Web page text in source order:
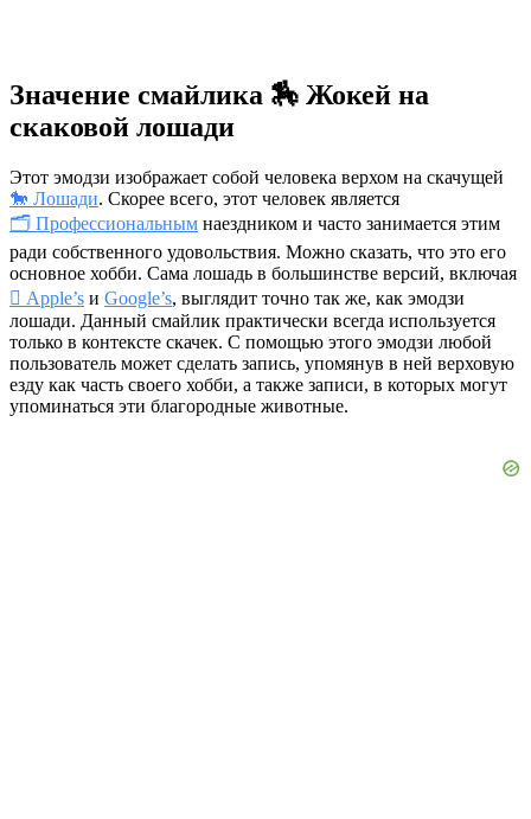
Значение смайлика 🏇 Жокей на
скаковой лошади
Этот эмодзи изображает собой человека верхом на скачущей
🐎 Лошади. Скорее всего, этот человек является
🗂 Профессиональным наездником и часто занимается этим
ради собственного удовольствия. Можно сказать, что это его
основное хобби. Сама лошадь в большинстве версий, включая
 Apple’s и Google’s, выглядит точно так же, как эмодзи
лошади. Данный смайлик практически всегда используется
только в контексте скачек. С помощью этого эмодзи любой
пользователь может сделать запись, упомянув в ней верховую
езду как часть своего хобби, а также записи, в которых могут
упоминаться эти благородные животные.